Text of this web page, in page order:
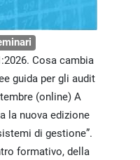
Cosa cambia
guida per gli audit
(online) A
la nuova edizione
di gestione”.
formativo, della